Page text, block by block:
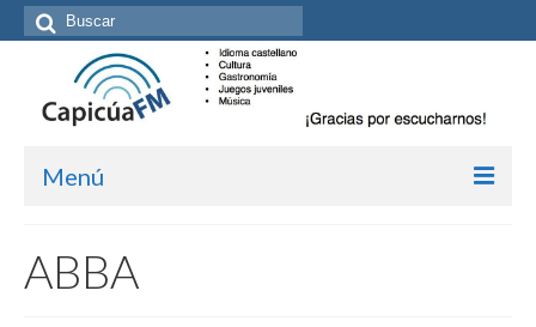
Buscar
por:
Menú
Kit de medios
ABBA